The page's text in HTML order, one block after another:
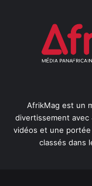
AfrikMag est un
divertissement avec
vidéos et une portée
classés dans